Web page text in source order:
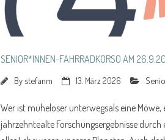
SENIOR*INNEN-FAHRRADKORSO AM
By stefanm 13. März 2026
Wer ist müheloser unterwegsals eine
jahrzehntealte Forschungsergebnisse